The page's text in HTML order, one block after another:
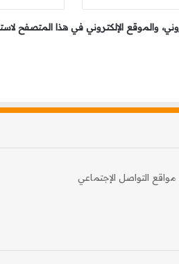
والموقع الإلكتروني في هذا المتصفح
التواصل الإجتماعي